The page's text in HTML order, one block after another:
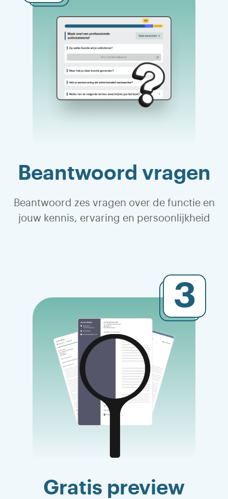
Beantwoord vragen
Beantwoord zes vragen over de functie en
jouw kennis, ervaring en persoonlijkheid
3
Gratis preview